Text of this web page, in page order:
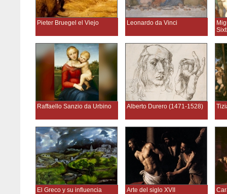
Pieter Bruegel el Viejo Leonardo da Vinci
Raffaello Sanzio da Urbino Alberto Durero (1471-1528)
El Greco y su influencia Arte del siglo XVII